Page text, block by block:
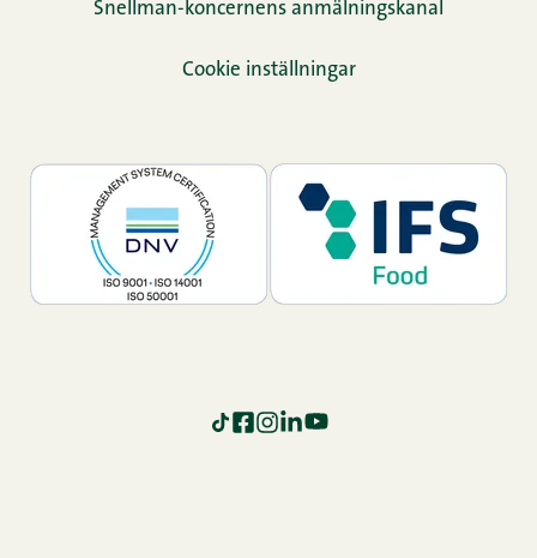
Snellman-koncernens anmälningskanal
Cookie inställningar
TikTok
Facebook
Instagram
LinkedIn
YouTube